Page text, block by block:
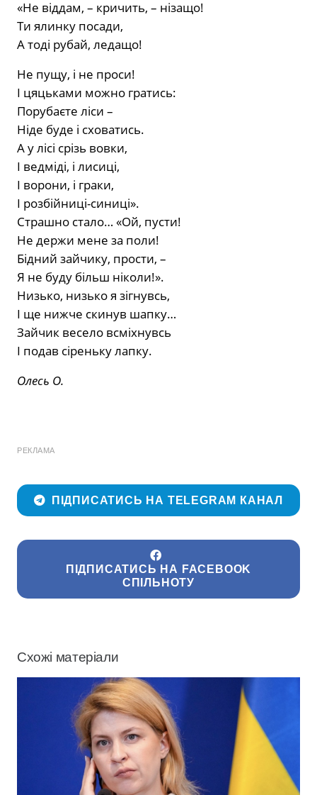
«Не віддам, – кричить, – нізащо!
Ти ялинку посади,
А тоді рубай, ледащо!
Не пущу, і не проси!
І цяцьками можно гратись:
Порубаєте ліси –
Ніде буде і сховатись.
А у лісі срізь вовки,
І ведміді, і лисиці,
І ворони, і граки,
І розбійниці-синиці».
Страшно стало… «Ой, пусти!
Не держи мене за поли!
Бідний зайчику, прости, –
Я не буду більш ніколи!».
Низько, низько я зігнувсь,
І ще нижче скинув шапку…
Зайчик весело всміхнувсь
І подав сіреньку лапку.
Олесь О.
РЕКЛАМА
ПІДПИСАТИСЬ НА TELEGRAM КАНАЛ
ПІДПИСАТИСЬ НА FACEBOOK
СПІЛЬНОТУ
Схожі матеріали